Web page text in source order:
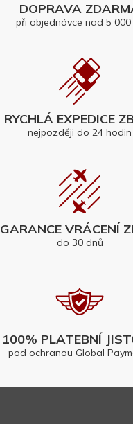
DOPRAVA
při objednávce nad 5 000
RYCHLÁ EXPEDICE
nejpozději do 24 hodin
GARANCE VRÁCENÍ
do 30 dnů
100% PLATEBNÍ
pod ochranou Global